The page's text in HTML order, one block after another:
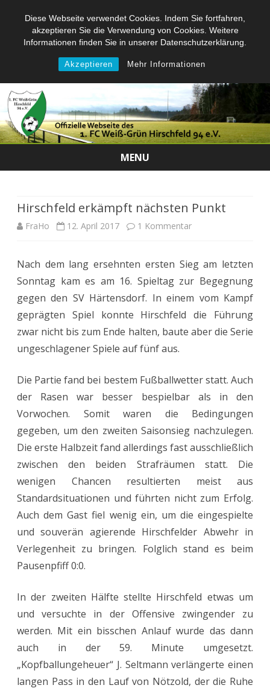
Diese Webseite verwendet Cookies. Indem Sie fortfahren,
akzeptieren Sie die Verwendung von Cookies. Weitere
Informationen finden Sie in unserer Datenschutzerklärung.
Akzeptieren Mehr Informationen
MENU
Hirschfeld erkämpft nächsten Punkt
FraHo 12. April 2017 1 Kommentarzu
erkämpft
nächsten
Punkt
Nach dem lang ersehnten ersten Sieg am letzten
Sonntag kam es am 16. Spieltag zur Begegnung
gegen den SV Härtensdorf. In einem vom Kampf
geprägten Spiel konnte Hirschfeld die Führung
zwar nicht bis zum Ende halten, baute aber die Serie
ungeschlagener Spiele auf fünf aus.
Die Partie fand bei bestem Fußballwetter statt. Auch
der Rasen war besser bespielbar als in den
Vorwochen. Somit waren die Bedingungen
gegeben, um den zweiten Saisonsieg nachzulegen.
Die erste Halbzeit fand allerdings fast ausschließlich
zwischen den beiden Strafräumen statt. Die
wenigen Chancen resultierten meist aus
Standardsituationen und führten nicht zum Erfolg.
Auch dem Gast fiel wenig ein, um die eingespielte
und souverän agierende Hirschfelder Abwehr in
Verlegenheit zu bringen. Folglich stand es beim
Pausenpfiff 0:0.
In der zweiten Hälfte stellte Hirschfeld etwas um
und versuchte in der Offensive zwingender zu
werden. Mit ein bisschen Anlauf wurde das dann
auch in der 59. Minute umgesetzt.
„Kopfballungeheuer“ J. Seltmann verlängerte einen
langen Pass in den Lauf von Nötzold, der die Ruhe